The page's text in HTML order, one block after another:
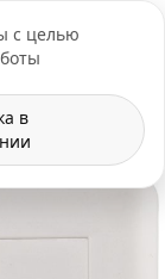
с целью
в
+7 (495) 109-07-
и головоломки